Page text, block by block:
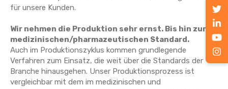
für unsere Kunden.
Wir nehmen die Produktion sehr ernst. Bis hin zum
medizinischen/pharmazeutischen Standard.
Auch im Produktionszyklus kommen grundlegende
Verfahren zum Einsatz, die weit über die Standards der
Branche hinausgehen. Unser Produktionsprozess ist
vergleichbar mit dem im medizinischen und